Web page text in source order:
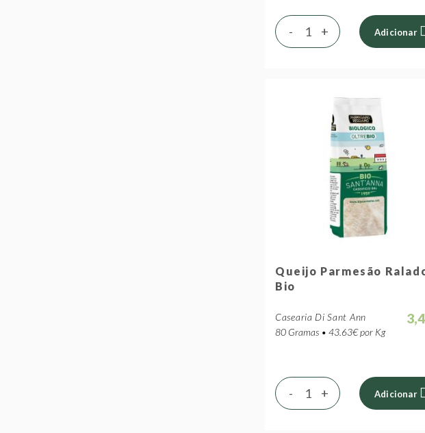
+
- Adicionar
Queijo Parmesão
Bio
Casearia Di Sant Ann
80 Gramas • 43.63€ por Kg
+
- Adicionar